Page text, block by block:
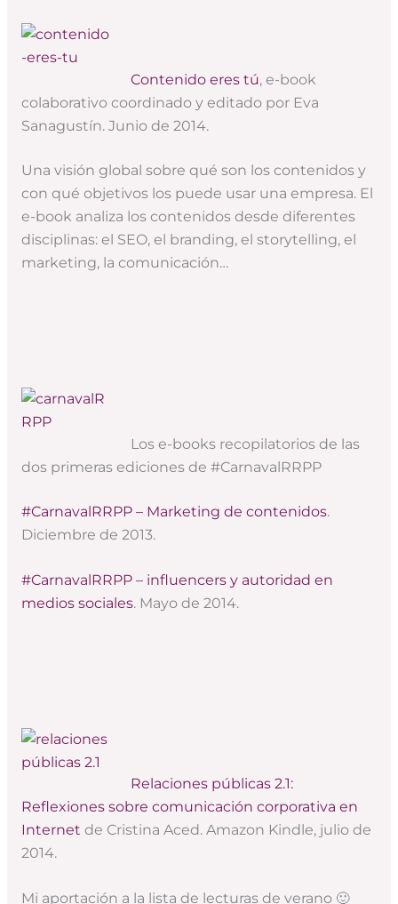
Contenido eres tú, e-book
colaborativo coordinado y editado por Eva
Sanagustín. Junio de 2014.
Una visión global sobre qué son los contenidos y
con qué objetivos los puede usar una empresa. El
e-book analiza los contenidos desde diferentes
disciplinas: el SEO, el branding, el storytelling, el
marketing, la comunicación…
Los e-books recopilatorios de las
dos primeras ediciones de #CarnavalRRPP
#CarnavalRRPP – Marketing de contenidos.
Diciembre de 2013.
#CarnavalRRPP – influencers y autoridad en
medios sociales. Mayo de 2014.
Relaciones públicas 2.1:
Reflexiones sobre comunicación corporativa en
Internet de Cristina Aced. Amazon Kindle, julio de
2014.
Mi aportación a la lista de lecturas de verano 🙂